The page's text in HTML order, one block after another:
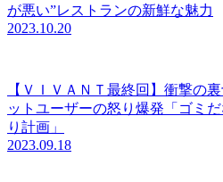
が悪い”レストランの新鮮な魅力
2023.10.20
【ＶＩＶＡＮＴ最終回】衝撃の
ットユーザーの怒り爆発「ゴミ
り計画」
2023.09.18